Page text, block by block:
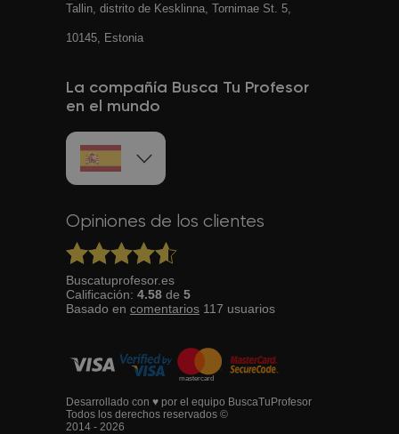
Tallin, distrito de Kesklinna, Tornimаe St. 5,
10145, Estonia
La compañía Busca Tu Profesor
en el mundo
Opiniones de los clientes
Buscatuprofesor.es
Calificación: 4.58 de 5
Basado en comentarios 117 usuarios
Desarrollado con ♥ por el equipo BuscaTuProfesor
Todos los derechos reservados ©
2014 - 2026